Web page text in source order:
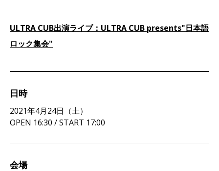
ULTRA CUB出演ライブ：ULTRA CUB presents"日本語
ロック集会"
日時
2021年4月24日（土）
OPEN 16:30 / START 17:00
会場